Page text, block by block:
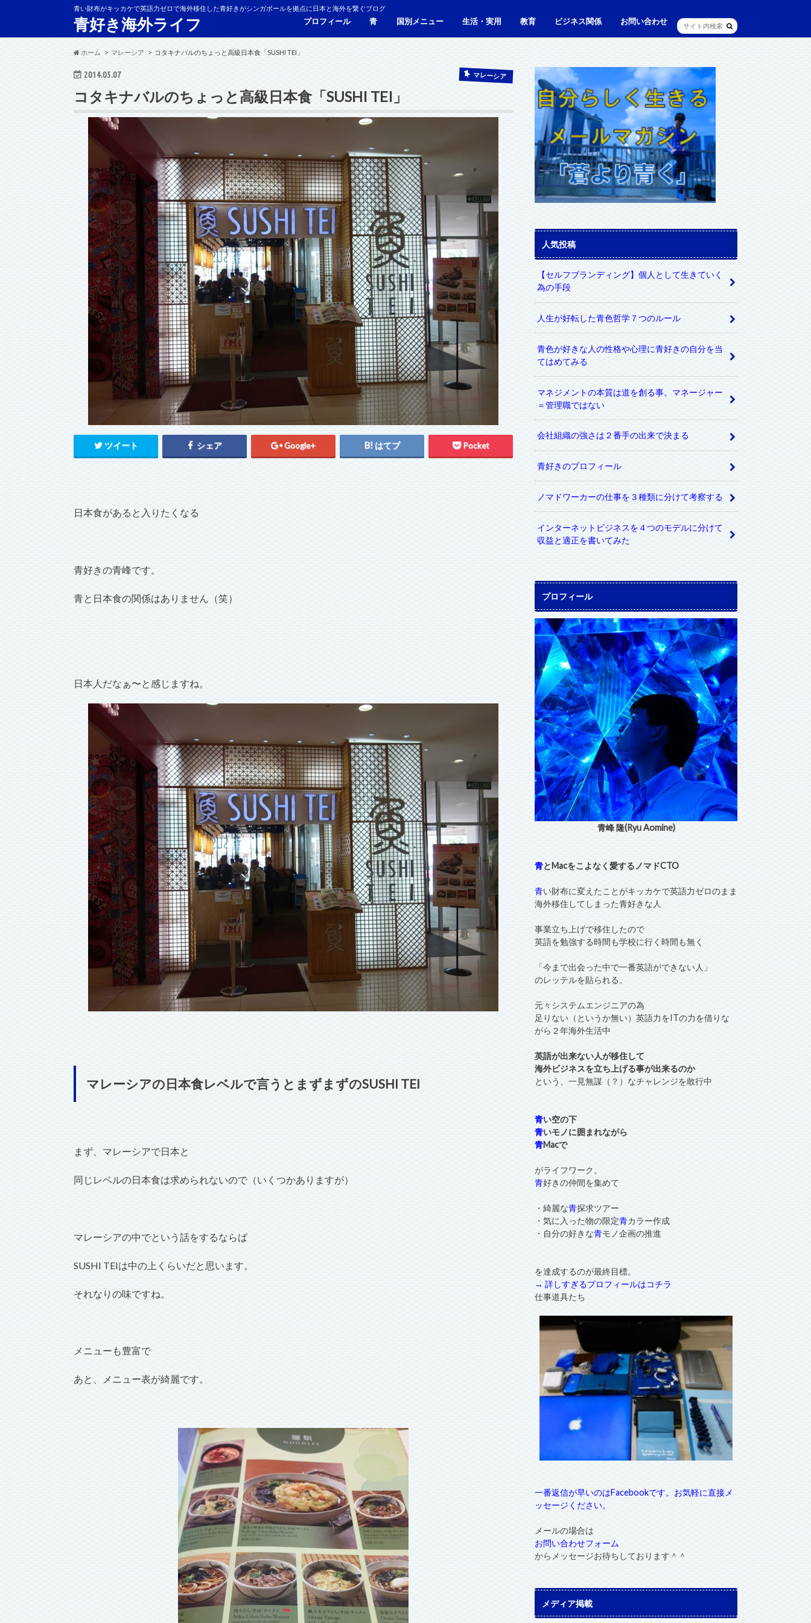
青い財布がキッカケで英語力ゼロで海外移住した青好きがシンガポールを拠点に日本と海外を繋ぐブログ
青好き海外ライフ プロフィール 青 国別メニュー 生活・実用 教育 ビジネス関係 お問い合わせ
ホーム マレーシア コタキナバルのちょっと高級日本食「SUSHI TEI」
2014.05.07 マレーシア
コタキナバルのちょっと高級日本食「SUSHI TEI」
ツイート シェア Google+ はてブ Pocket
日本食があると入りたくなる
青好きの青峰です。
青と日本食の関係はありません（笑）
日本人だなぁ〜と感じますね。
マレーシアの日本食レベルで言うとまずまずのSUSHI TEI
まず、マレーシアで日本と
同じレベルの日本食は求められないので（いくつかありますが）
マレーシアの中でという話をするならば
SUSHI TEIは中の上くらいだと思います。
それなりの味ですね。
メニューも豊富で
あと、メニュー表が綺麗です。
人気投稿
【セルフブランディング】個人として生きていく
為の手段
人生が好転した青色哲学７つのルール
青色が好きな人の性格や心理に青好きの自分を当
てはめてみる
マネジメントの本質は道を創る事。マネージャー
＝管理職ではない
会社組織の強さは２番手の出来で決まる
青好きのプロフィール
ノマドワーカーの仕事を３種類に分けて考察する
インターネットビジネスを４つのモデルに分けて
収益と適正を書いてみた
プロフィール
青峰 隆(Ryu Aomine)
青とMacをこよなく愛するノマドCTO
青い財布に変えたことがキッカケで英語力ゼロのまま
海外移住してしまった青好きな人
事業立ち上げで移住したので
英語を勉強する時間も学校に行く時間も無く
「今まで出会った中で一番英語ができない人」
のレッテルを貼られる。
元々システムエンジニアの為
足りない（というか無い）英語力をITの力を借りな
がら２年海外生活中
英語が出来ない人が移住して
海外ビジネスを立ち上げる事が出来るのか
という、一見無謀（？）なチャレンジを敢行中
青い空の下
青いモノに囲まれながら
青Macで
がライフワーク。
青好きの仲間を集めて
・綺麗な青探求ツアー
・気に入った物の限定青カラー作成
・自分の好きな青モノ企画の推進
を達成するのが最終目標。
→ 詳しすぎるプロフィールはコチラ
仕事道具たち
一番返信が早いのはFacebookです。お気軽に直接メ
ッセージください。
メールの場合は
お問い合わせフォーム
からメッセージお待ちしております＾＾
メディア掲載